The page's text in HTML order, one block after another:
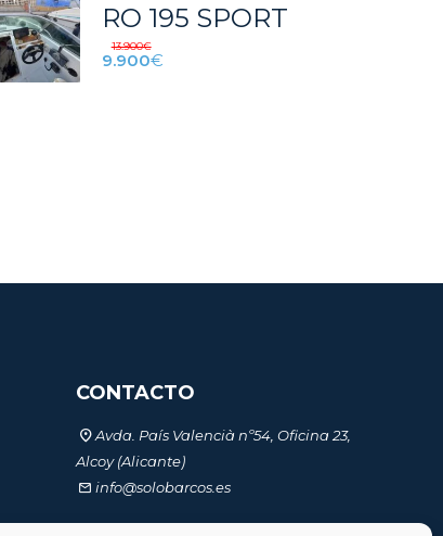
RO 195 SPORT
13.900€
9.900€
CONTACTO
Avda. País Valencià nº54, Oficina 23,
Alcoy (Alicante)
info@solobarcos.es